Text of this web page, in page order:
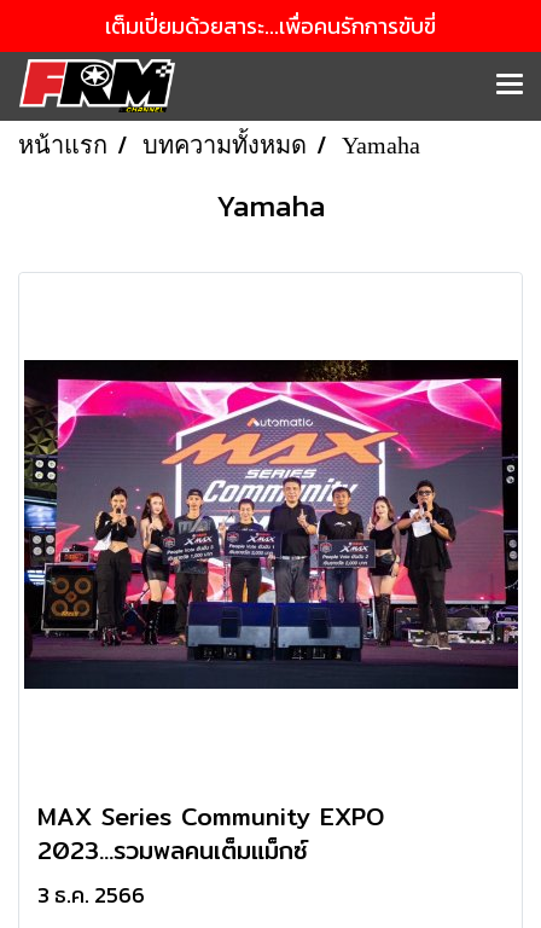
เต็มเปี่ยมด้วยสาระ...เพื่อคนรักการขับขี่
หน้าแรก บทความทั้งหมด Yamaha
Yamaha
MAX Series Community EXPO
2023...รวมพลคนเต็มแม็กซ์
3 ธ.ค. 2566